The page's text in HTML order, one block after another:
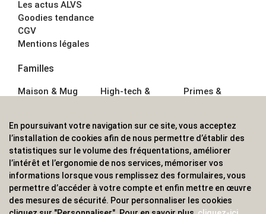
Les actus ALVS
Goodies tendance
CGV
Mentions légales
Familles
Maison & Mug
Écriture
Bagagerie sacs
High-tech &
Sport &
Outdoor
Enfant
Primes &
Boisson
Textile &
Casquette
Accessoires de
ALVS, fournisseur d'objets publicitaires, pour les
En poursuivant votre navigation sur ce site, vous acceptez
l’installation de cookies afin de nous permettre d’établir des
statistiques sur le volume des fréquentations, améliorer
l’intérêt et l’ergonomie de nos services, mémoriser vos
informations lorsque vous remplissez des formulaires, vous
permettre d’accéder à votre compte et enfin mettre en œuvre
des mesures de sécurité. Pour personnaliser les cookies